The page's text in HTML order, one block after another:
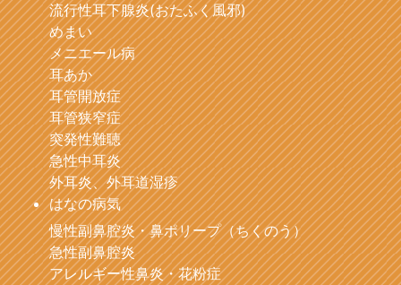
流行性耳下腺炎(おたふく風邪)
めまい
メニエール病
耳あか
耳管開放症
耳管狭窄症
突発性難聴
急性中耳炎
外耳炎、外耳道湿疹
はなの病気
慢性副鼻腔炎・鼻ポリープ（ちくのう）
急性副鼻腔炎
アレルギー性鼻炎・花粉症